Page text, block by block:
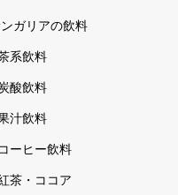
ガリアの飲料
系飲料
酸飲料
汁飲料
コーヒー飲料
茶・ココア